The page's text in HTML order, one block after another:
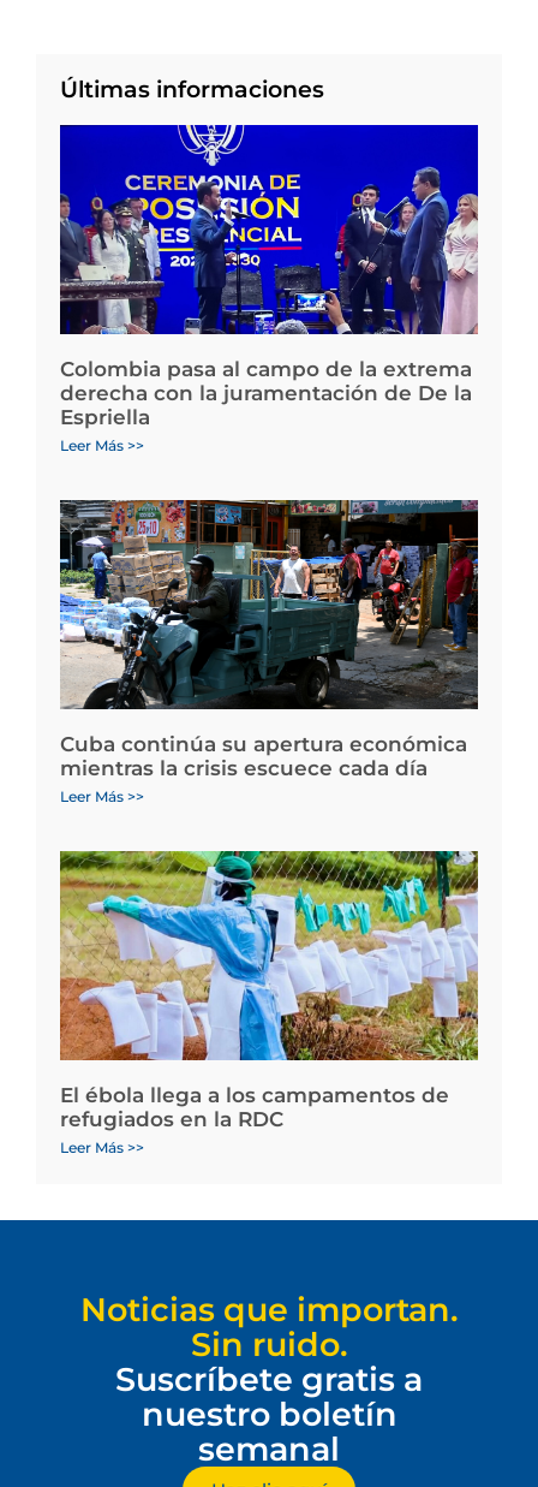
Últimas informaciones
Colombia pasa al campo de la extrema
derecha con la juramentación de De la
Espriella
Leer Más >>
Cuba continúa su apertura económica
mientras la crisis escuece cada día
Leer Más >>
El ébola llega a los campamentos de
refugiados en la RDC
Leer Más >>
Noticias que importan.
Sin ruido.
Suscríbete gratis a
nuestro boletín
semanal